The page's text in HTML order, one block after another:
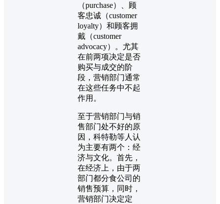
（purchase）、顾
客忠诚（customer
loyalty）和顾客拥
戴（customer
advocacy）。尤其
在前两项决定是否
购买与成交的阶
段，营销部门通常
在这些任务中不起
作用。
至于营销部门与销
售部门处不好的原
因，科特勒等人认
为主要有两个：经
济与文化。首先，
在经济上，由于两
部门都分食公司的
销售预算，同时，
营销部门决定定